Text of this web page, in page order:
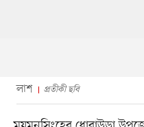
লাশ প্রতীকী ছবি